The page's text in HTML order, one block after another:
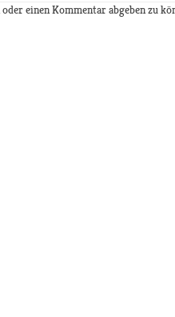
einen Kommentar abgeben zu